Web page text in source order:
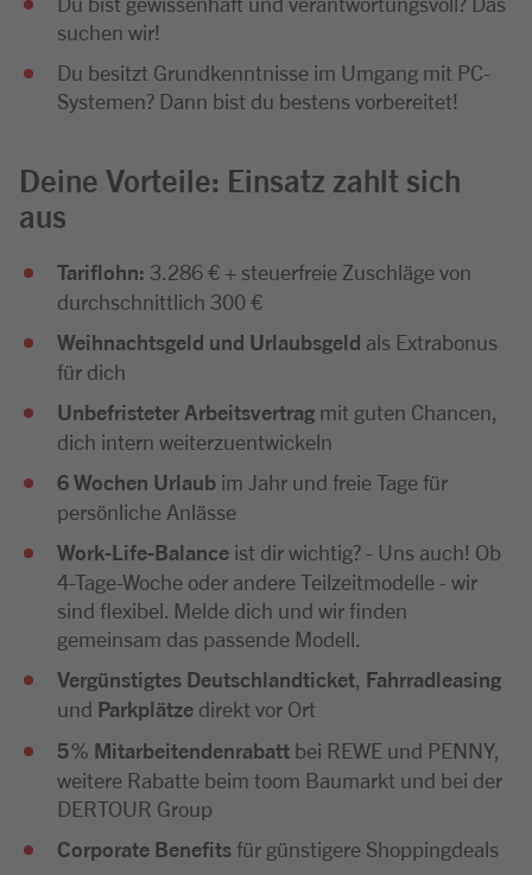
suchen wir!
Du besitzt Grundkenntnisse im Umgang mit PC-
Systemen? Dann bist du bestens vorbereitet!
Deine Vorteile: Einsatz zahlt sich
aus
Tariflohn: 3.286 € + steuerfreie Zuschläge von
durchschnittlich 300 €
Weihnachtsgeld und Urlaubsgeld als Extrabonus
für dich
Unbefristeter Arbeitsvertrag mit guten Chancen,
dich intern weiterzuentwickeln
6 Wochen Urlaub im Jahr und freie Tage für
persönliche Anlässe
Work-Life-Balance ist dir wichtig? - Uns auch! Ob
4-Tage-Woche oder andere Teilzeitmodelle - wir
sind flexibel. Melde dich und wir finden
gemeinsam das passende Modell.
Vergünstigtes Deutschlandticket Fahrradleasing
und Parkplätze direkt vor Ort
5 % Mitarbeitendenrabatt bei REWE und PENNY,
weitere Rabatte beim toom Baumarkt und bei der
DERTOUR Group
Corporate Benefitsfür günstigere Shoppingdeals